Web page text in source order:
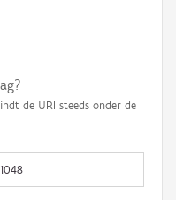
de URI steeds onder de